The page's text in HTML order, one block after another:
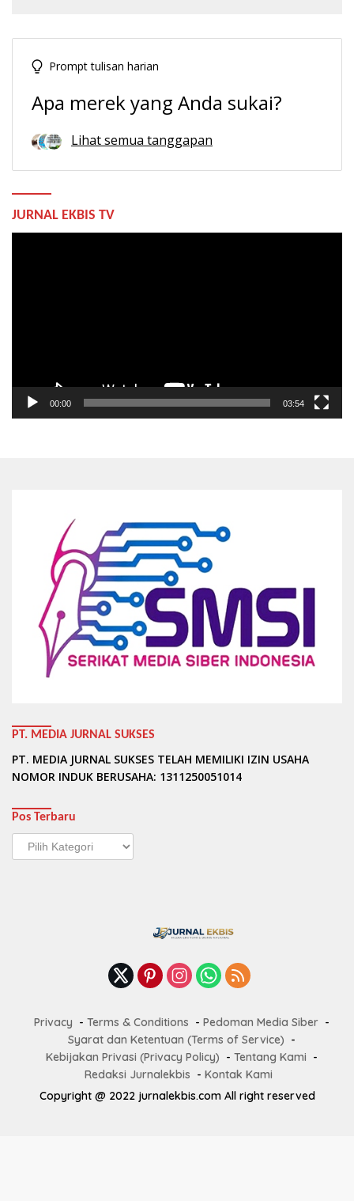
Prompt tulisan harian
Apa merek yang Anda sukai?
Lihat semua tanggapan
JURNAL EKBIS TV
00:00 03:54
PT. MEDIA JURNAL SUKSES
PT. MEDIA JURNAL SUKSES TELAH MEMILIKI IZIN USAHA
NOMOR INDUK BERUSAHA: 1311250051014
Pos Terbaru
Pos
Terbaru
Privacy Terms & Conditions
Pedoman Media Siber
Syarat dan Ketentuan (Terms of Service)
Kebijakan Privasi (Privacy Policy)
Tentang Kami
Redaksi Jurnalekbis
Kontak Kami
Copyright @ 2022 jurnalekbis.com All right reserved